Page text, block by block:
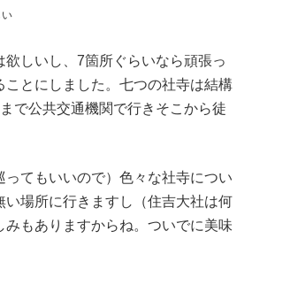
しいし、7箇所ぐらいなら頑張っ
とにしました。七つの社寺は結構
で公共交通機関で行きそこから徒
てもいいので）色々な社寺につい
場所に行きますし（住吉大社は何
もありますからね。ついでに美味